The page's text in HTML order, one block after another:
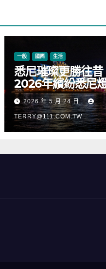
一般 國際 生活
悉尼璀璨更勝往昔
2026年繽紛悉尼
樂節絢麗啟幕
2026 年 5 月 24 日
TERRY@111.COM.TW